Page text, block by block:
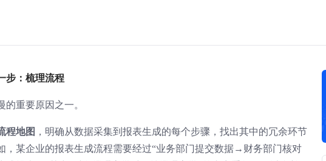
步：梳理流程
重要原因之一。
程地图 ，明确从数据采集到报表生成的每个步骤，找出其中的冗余环节
，某企业的报表生成流程需要经过“业务部门提交数据→财务部门核对